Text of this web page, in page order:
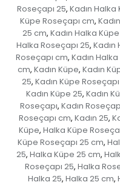
Roseçapı 25, Kadın
Küpe Roseçapı cm,
25 cm, Kadın Halka
Halka Roseçapı 25, Kadın
Roseçapı cm, Kadın Halka
cm, Kadın Küpe, Kadın
25, Kadın Küpe
Kadın Küpe 25, Kadın
Roseçapı, Kadın
Roseçapı cm, Kadın 25,
Küpe, Halka Küpe
Küpe Roseçapı 25 cm,
25, Halka Küpe 25 cm,
Roseçapı 25, Halka
Halka 25, Halka 25 cm,